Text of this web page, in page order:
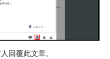
回覆此文章。